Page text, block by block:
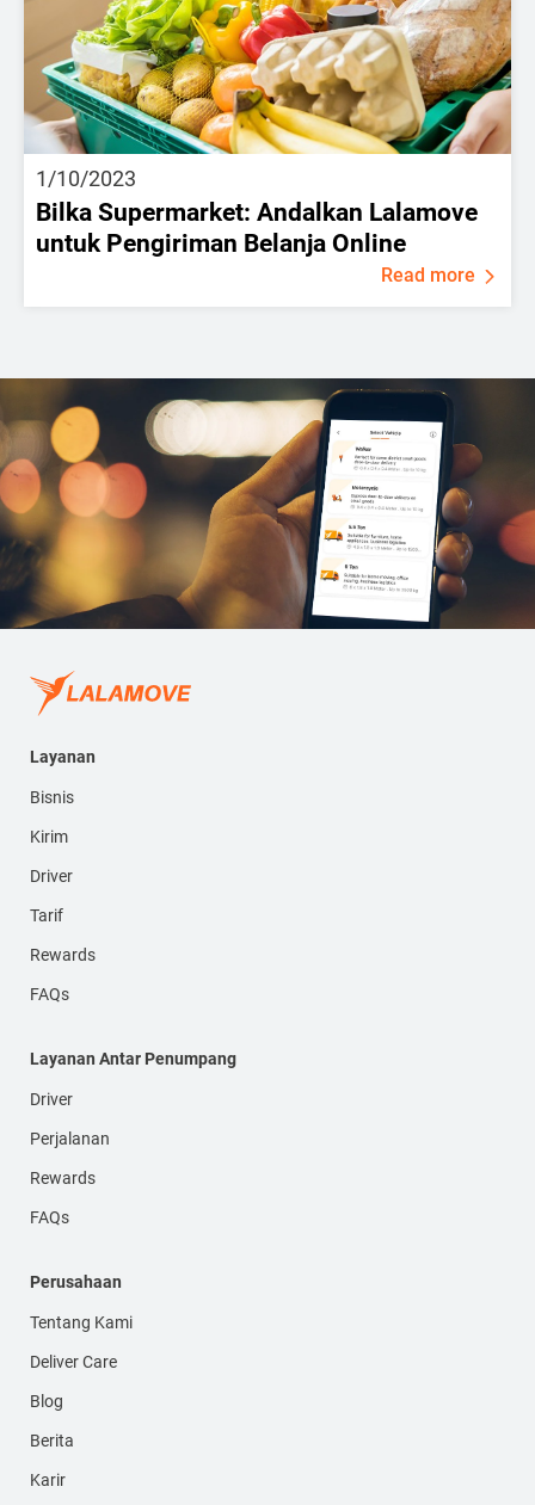
1/10/2023
Bilka Supermarket: Andalkan Lalamove
untuk Pengiriman Belanja Online
Read more
Layanan
Bisnis
Kirim
Driver
Tarif
Rewards
FAQs
Layanan Antar Penumpang
Driver
Perjalanan
Rewards
FAQs
Perusahaan
Tentang Kami
Deliver Care
Blog
Berita
Karir